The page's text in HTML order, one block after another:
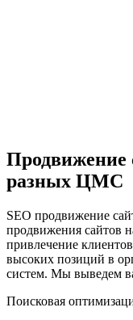
Продвижение
разных ЦМС
SEO продвижение
продвижения сайтов
привлечение
высоких позиций в
систем. Мы выведем
Поисковая